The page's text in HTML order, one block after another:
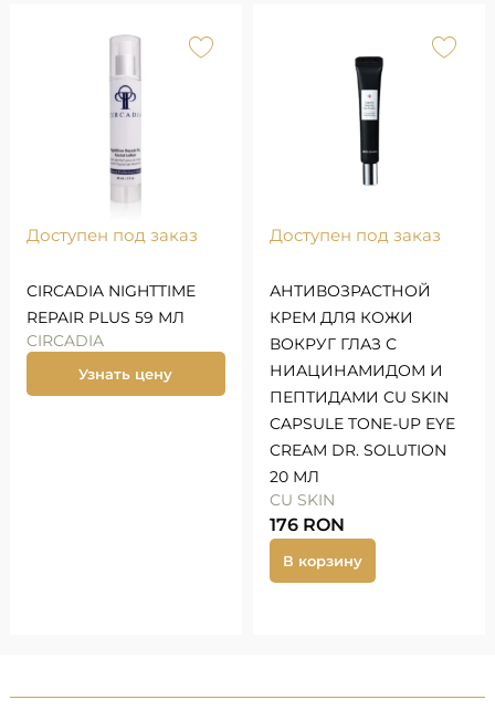
Доступен под заказ
CIRCADIA NIGHTTIME
REPAIR PLUS 59 МЛ
CIRCADIA
Узнать цену
Доступен под заказ
АНТИВОЗРАСТНОЙ
КРЕМ ДЛЯ КОЖИ
ВОКРУГ ГЛАЗ С
НИАЦИНАМИДОМ И
ПЕПТИДАМИ CU SKIN
CAPSULE TONE-UP EYE
CREAM DR. SOLUTION
20 МЛ
CU SKIN
176 RON
В корзину